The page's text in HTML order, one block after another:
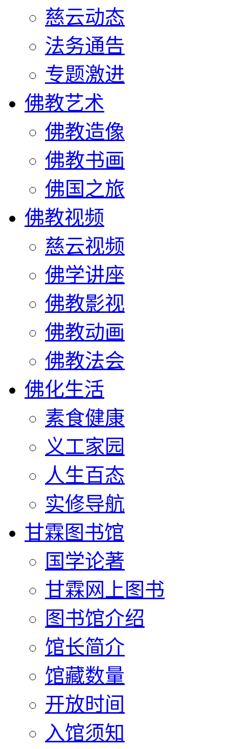
慈云动态
法务通告
专题激进
佛教艺术
佛教造像
佛教书画
佛国之旅
佛教视频
慈云视频
佛学讲座
佛教影视
佛教动画
佛教法会
佛化生活
素食健康
义工家园
人生百态
实修导航
甘霖图书馆
国学论著
甘霖网上图书
图书馆介绍
馆长简介
馆藏数量
开放时间
入馆须知